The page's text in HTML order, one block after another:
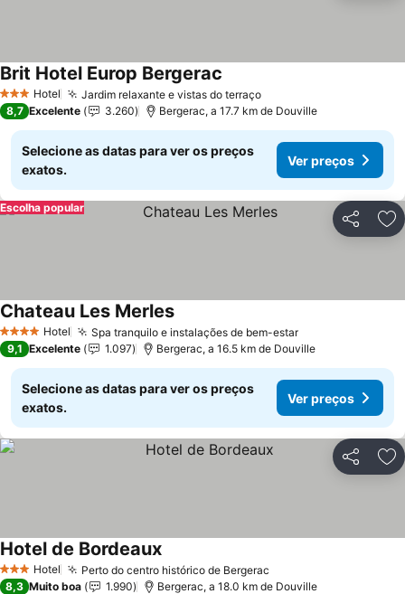
3 EstrelasHotel Jardim relaxante e vistas do terraçoVer preços
Brit Hotel Europ Bergerac
8,7 Excelente 3.260 Bergerac, a 17.7 km de Douville
Selecione as datas para ver os preços
exatos.
Ver preços
Partilhar
Escolha popular
4 EstrelasHotel Spa tranquilo e instalações de bem-estarVer preços
Chateau Les MerlesVer preços
9,1 Excelente 1.097 Bergerac, a 16.5 km de Douville
Selecione as datas para ver os preços
exatos.
Ver preços
Partilhar
3 EstrelasHotel Perto do centro histórico de Bergerac
Hotel de BordeauxVer preços
8,3 Muito boa 1.990 Bergerac, a 18.0 km de Douville